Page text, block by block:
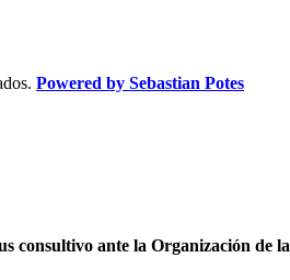
Powered by Sebastian Potes
consultivo ante la Organización